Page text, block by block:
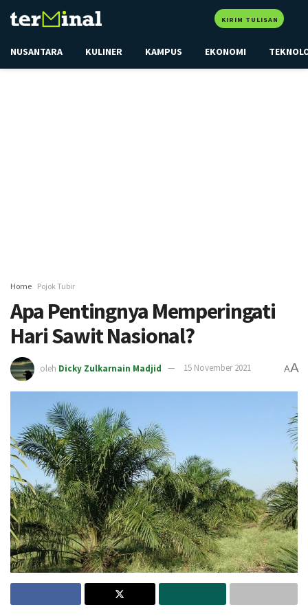
KIRIM TULISAN
NUSANTARA KULINER KAMPUS EKONOMI
Home Pojok Tubir
Apa Pentingnya Memperingati
Hari Sawit Nasional?
oleh Dicky Zulkarnain Madjid 15 November 2021 AA